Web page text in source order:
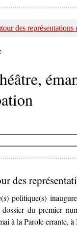
des
des
politique(s)
du premier
à la Parole errante,